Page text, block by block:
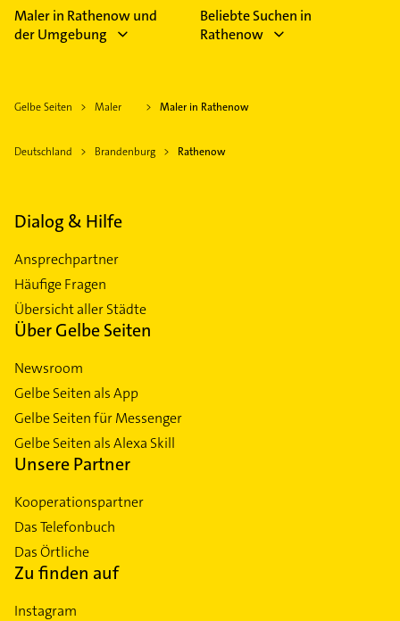
Maler in Rathenow und
der Umgebung
Beliebte Suchen in
Rathenow
Gelbe Seiten Maler Maler in Rathenow
Deutschland Brandenburg Rathenow
Dialog & Hilfe
Ansprechpartner
Häufige Fragen
Übersicht aller Städte
Über Gelbe Seiten
Newsroom
Gelbe Seiten als App
Gelbe Seiten für Messenger
Gelbe Seiten als Alexa Skill
Unsere Partner
Kooperationspartner
Das Telefonbuch
Das Örtliche
Zu finden auf
Instagram